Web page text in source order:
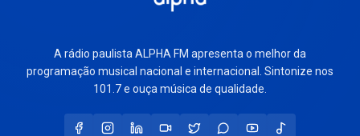
A rádio paulista ALPHA FM apresenta o melhor da
programação musical nacional e internacional. Sintonize nos
101.7 e ouça música de qualidade.